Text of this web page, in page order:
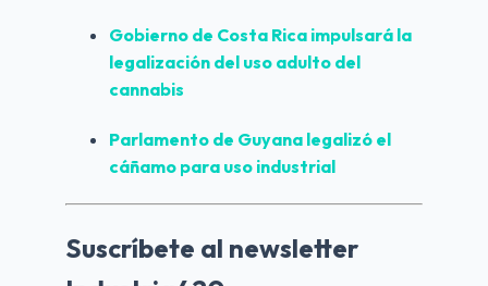
Gobierno de Costa Rica impulsará la
legalización del uso adulto del
cannabis
Parlamento de Guyana legalizó el
cáñamo para uso industrial
Suscríbete al newsletter